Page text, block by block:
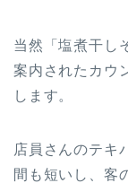
当然「塩煮干し
案内されたカウ
します。
店員さんのテキ
間も短いし、客